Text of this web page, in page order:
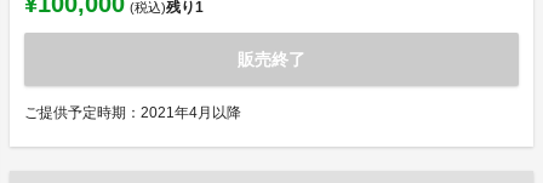
(税込)残り1
販売終了
ご提供予定時期：2021年4月以降